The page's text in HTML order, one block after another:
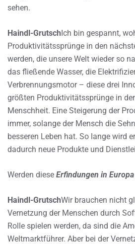
sehen.
Haindl-GrutschIch bin gespannt,
Produktivitätssprünge in den
werden, die unsere Welt wieder so
das fließende Wasser, die
Verbrennungsmotor – diese drei
größten Produktivitätssprünge in
Menschheit. Eine Steigerung der
immer, solange der Mensch die
besseren Leben hat. So lange wird
dadurch neue Produkte und
Werden diese Erfindungen in Europa
Haindl-GrutschWir brauchen nicht
Vernetzung der Menschen durch
Rolle spielen werden, da sind die
Weltmarktführer. Aber bei der